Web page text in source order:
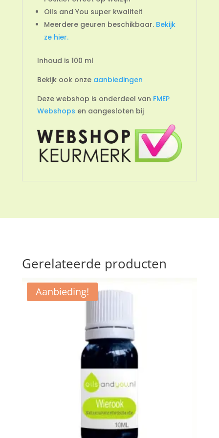
Oils and You super kwaliteit
Meerdere geuren beschikbaar. Bekijk
ze hier.
Inhoud is 100 ml
Bekijk ook onze aanbiedingen
Deze webshop is onderdeel van FMEP
Webshops en aangesloten bij
Gerelateerde producten
Aanbieding!